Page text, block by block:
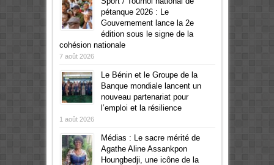
pétanque 2026 : Le
Gouvernement lance la 2e
édition sous le signe de la
cohésion nationale
7 août 2026
Le Bénin et le Groupe de la
Banque mondiale lancent un
nouveau partenariat pour
l’emploi et la résilience
1 août 2026
Médias : Le sacre mérité de
Agathe Aline Assankpon
Houngbedji, une icône de la